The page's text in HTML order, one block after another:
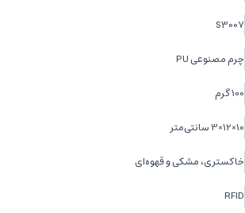
S3007
چرم مصنوعی PU
100 گرم
10×12×3 سانتی‌متر
خاکستری، مشکی و قهوه‌ای
RFID